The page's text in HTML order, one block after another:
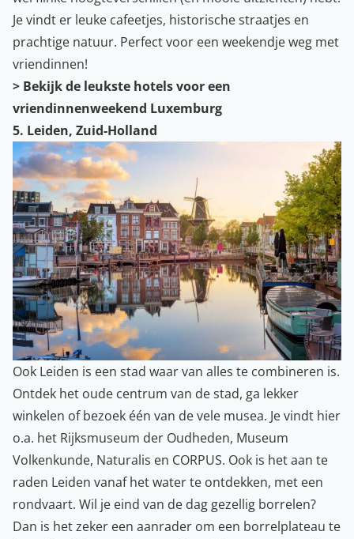
Je vindt er leuke cafeetjes, historische straatjes en
prachtige natuur. Perfect voor een weekendje weg met
vriendinnen!
> Bekijk de leukste hotels voor een
vriendinnenweekend Luxemburg
5. Leiden, Zuid-Holland
Ook Leiden is een stad waar van alles te combineren is.
Ontdek het oude centrum van de stad, ga lekker
winkelen of bezoek één van de vele musea. Je vindt hier
o.a. het Rijksmuseum der Oudheden, Museum
Volkenkunde, Naturalis en CORPUS. Ook is het aan te
raden Leiden vanaf het water te ontdekken, met een
rondvaart. Wil je eind van de dag gezellig borrelen?
Dan is het zeker een aanrader om een borrelplateau te